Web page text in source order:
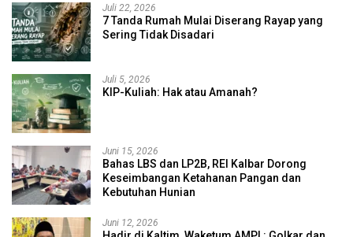
Juli 22, 2026
7 Tanda Rumah Mulai Diserang Rayap yang
Sering Tidak Disadari
Juli 5, 2026
KIP-Kuliah: Hak atau Amanah?
Juni 15, 2026
Bahas LBS dan LP2B, REI Kalbar Dorong
Keseimbangan Ketahanan Pangan dan
Kebutuhan Hunian
Juni 12, 2026